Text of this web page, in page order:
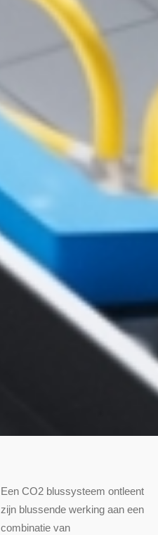
Een CO2 blussysteem ontleent
zijn blussende werking aan een
combinatie van